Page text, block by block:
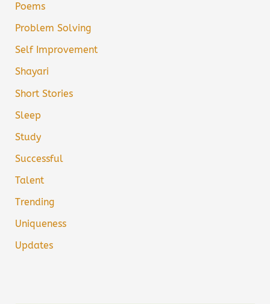
Poems
Problem Solving
Self Improvement
Shayari
Short Stories
Sleep
Study
Successful
Talent
Trending
Uniqueness
Updates